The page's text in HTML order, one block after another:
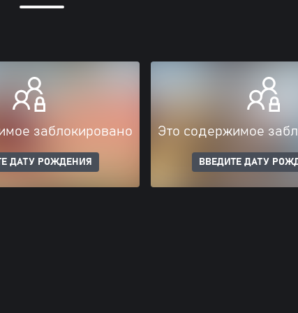
заблокировано
ДАТУ РОЖДЕНИЯ
Это содержимое
ВВЕДИТЕ ДАТУ